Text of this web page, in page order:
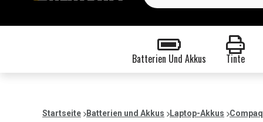
Batterien Und Akkus Tinte
Startseite Batterien und Akkus Laptop-Akkus Compaq